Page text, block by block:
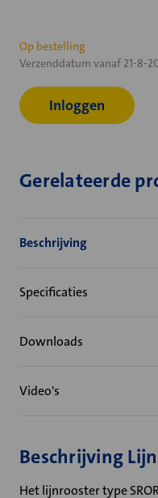
Huidige
voorraad:
Op bestelling
Verzenddatum vanaf 21-8-
Inloggen
Gerelateerde
Beschrijving
Specificaties
Downloads
Video's
Beschrijving
Het lijnrooster type